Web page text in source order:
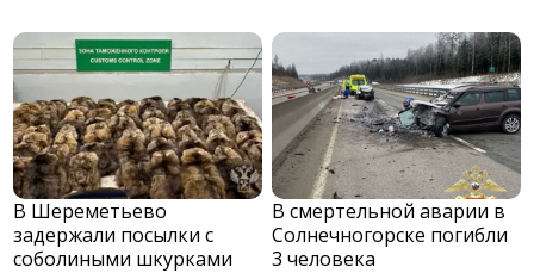
В Шереметьево
задержали посылки с
соболиными шкурками
В смертельной аварии в
Солнечногорске погибли
3 человека